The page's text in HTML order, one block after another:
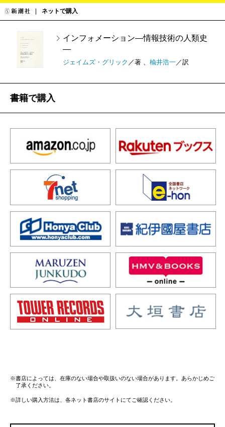
ネットで購入
インフォメーション―情報技術の人類史
―
ジェイムズ・グリック ／著 、 楡井浩一 ／訳
書籍で購入
※書店によっては、在庫のない場合や取扱いのない場合があります。あらかじめご
了承ください。
※詳しい購入方法は、各ネット書店のサイトにてご確認ください。